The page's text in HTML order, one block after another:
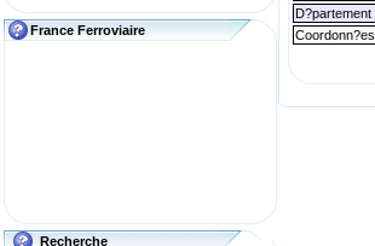
France Ferroviaire
Recherche
D?partement
Coordonn?es